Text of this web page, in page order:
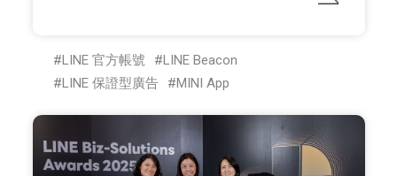
LINE 官方帳號
LINE Beacon
LINE 保證型廣告
MINI App